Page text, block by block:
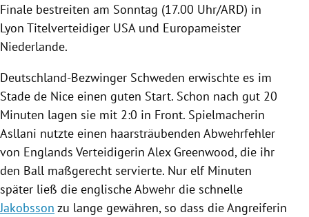
Finale bestreiten am Sonntag (17.00 Uhr/ARD) in
Lyon Titelverteidiger USA und Europameister
Niederlande.
Deutschland-Bezwinger Schweden erwischte es im
Stade de Nice einen guten Start. Schon nach gut 20
Minuten lagen sie mit 2:0 in Front. Spielmacherin
Asllani nutzte einen haarsträubenden Abwehrfehler
von Englands Verteidigerin Alex Greenwood, die ihr
den Ball maßgerecht servierte. Nur elf Minuten
später ließ die englische Abwehr die schnelle
Jakobsson zu lange gewähren, so dass die Angreiferin